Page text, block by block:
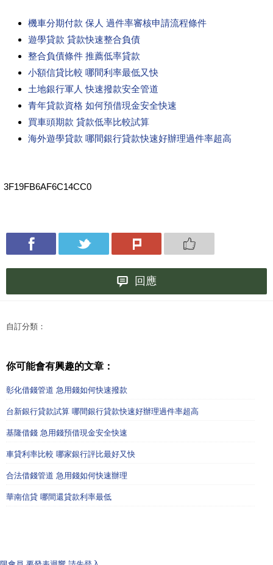
機車分期付款 保人 過件率審核申請流程條件
遊學貸款 貸款快速整合負債
整合負債條件 推薦低率貸款
小額信貸比較 哪間利率最低又快
土地銀行軍人 快速撥款安全管道
青年貸款資格 如何預借現金安全快速
買車頭期款 貸款低率比較試算
海外遊學貸款 哪間銀行貸款快速好辦理過件率超高
3F19FB6AF6C14CC0
回應
自訂分類：
你可能會有興趣的文章：
彰化借錢管道 急用錢如何快速撥款
台新銀行貸款試算 哪間銀行貸款快速好辦理過件率超高
基隆借錢 急用錢預借現金安全快速
車貸利率比較 哪家銀行評比最好又快
合法借錢管道 急用錢如何快速辦理
華南信貸 哪間還貸款利率最低